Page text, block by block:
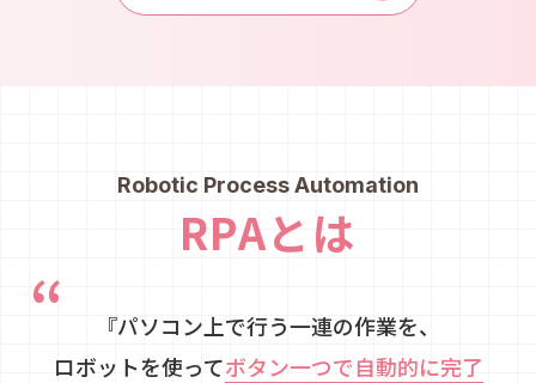
Robotic Process Automation
RPAとは
『パソコン上で行う一連の作業を、
ロボットを使ってボタン一つで自動的に完了